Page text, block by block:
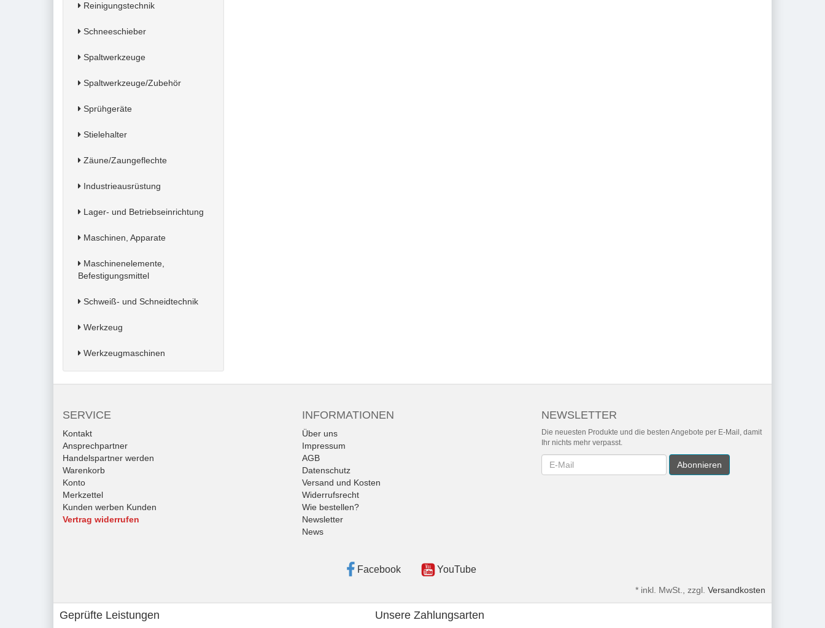
Reinigungstechnik
Schneeschieber
Spaltwerkzeuge
Spaltwerkzeuge/Zubehör
Sprühgeräte
Stielehalter
Zäune/Zaungeflechte
Industrieausrüstung
Lager- und Betriebseinrichtung
Maschinen, Apparate
Maschinenelemente,
Befestigungsmittel
Schweiß- und Schneidtechnik
Werkzeug
Werkzeugmaschinen
SERVICE
Kontakt
Ansprechpartner
Handelspartner werden
Warenkorb
Konto
Merkzettel
Kunden werben Kunden
Vertrag widerrufen
INFORMATIONEN
Über uns
Impressum
AGB
Datenschutz
Versand und Kosten
Widerrufsrecht
Wie bestellen?
Newsletter
News
NEWSLETTER
Die neuesten Produkte und die besten Angebote per E-Mail, damit
Ihr nichts mehr verpasst.
Newsletter Abonnieren
Facebook YouTube
* inkl. MwSt., zzgl. Versandkosten
Geprüfte Leistungen Unsere Zahlungsarten